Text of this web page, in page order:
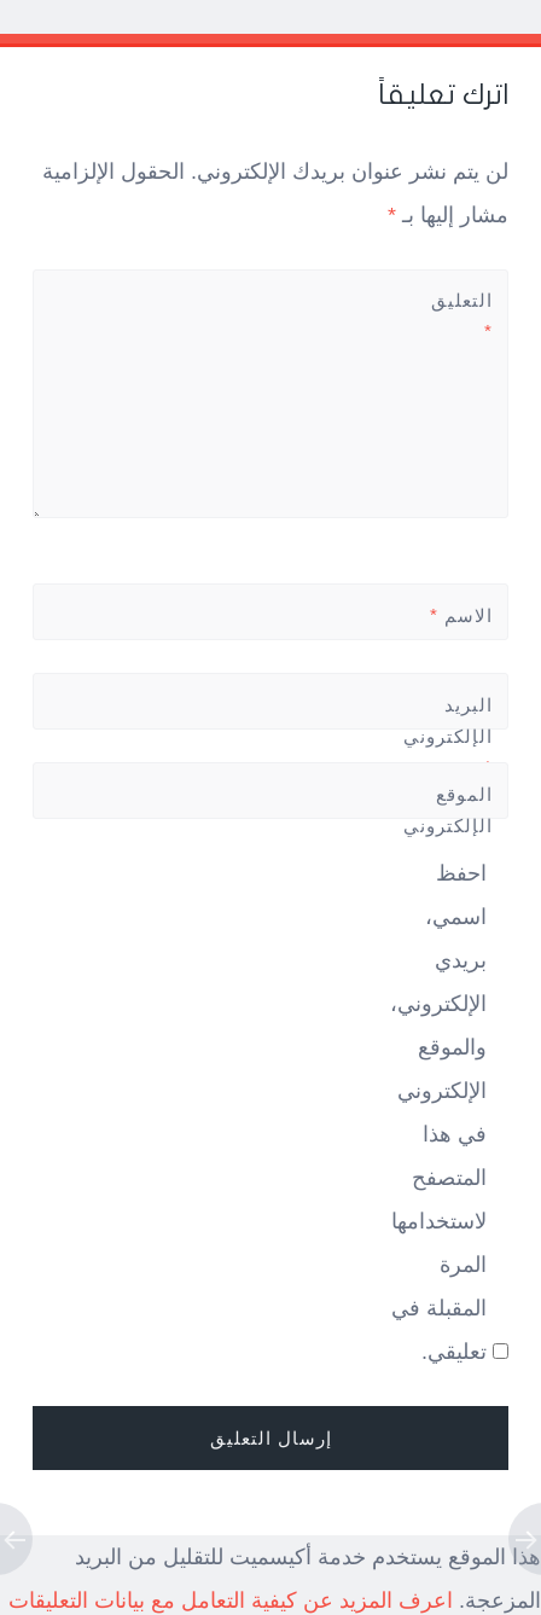
Post
navigation
←
→
اترك تعليقاً
لن يتم نشر عنوان بريدك الإلكتروني. الحقول الإلزامية
مشار إليها بـ *
التعليق
*
الاسم *
البريد
الإلكتروني
*
الموقع
الإلكتروني
احفظ
اسمي،
بريدي
الإلكتروني،
والموقع
الإلكتروني
في هذا
المتصفح
لاستخدامها
المرة
المقبلة في
تعليقي.
هذا الموقع يستخدم خدمة أكيسميت للتقليل من البريد
المزعجة.
اعرف المزيد عن كيفية التعامل مع بيانات التعليقات